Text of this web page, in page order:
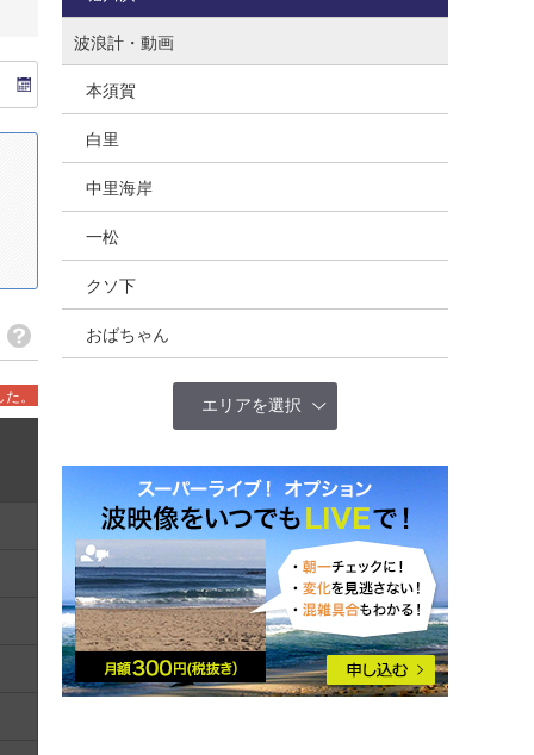
。
波浪計・動画
本須賀
白里
中里海岸
一松
クソ下
おばちゃん
エリアを選択
全国(概況)
北海道
東北
茨城
千葉北